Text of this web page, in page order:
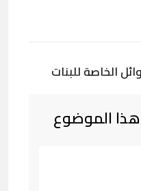
الخاصة للبنات
الموضوع